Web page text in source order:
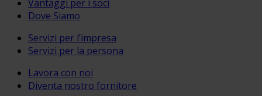
Vantaggi per i soci
Dove Siamo
Servizi per l’impresa
Servizi per la persona
Lavora con noi
Diventa nostro fornitore